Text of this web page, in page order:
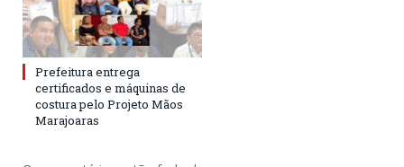
Prefeitura entrega
certificados e máquinas de
costura pelo Projeto Mãos
Marajoaras